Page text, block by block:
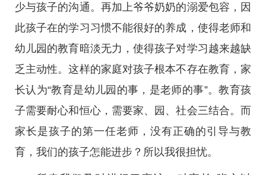
少与孩子的沟通。再加上爷爷奶奶的溺爱包容，因
此孩子在的学习习惯不能很好的养成，使得老师和
幼儿园的教育暗淡无力，使得孩子对学习越来越缺
乏主动性。这样的家庭对孩子根本不存在教育，家
长认为“教育是幼儿园的事，是老师的事”。教育孩
子需要耐心和恒心，需要家、园、社会三结合。而
家长是孩子的第一任老师，没有正确的引导与教
育，我们的孩子怎能进步？所以我很担忧。